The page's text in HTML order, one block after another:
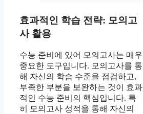
효과적인 학습 전략: 모의고
사 활용
수능 준비에 있어 모의고사는 매우
중요한 도구입니다. 모의고사를 통
해 자신의 학습 수준을 점검하고,
부족한 부분을 보완하는 것이 효과
적인 수능 준비의 핵심입니다. 특
히 모의고사 성적을 통해 자신의